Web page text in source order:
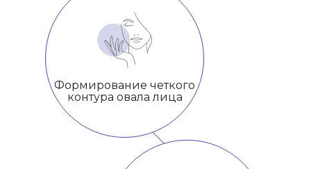
Формирование четкого
контура овала лица